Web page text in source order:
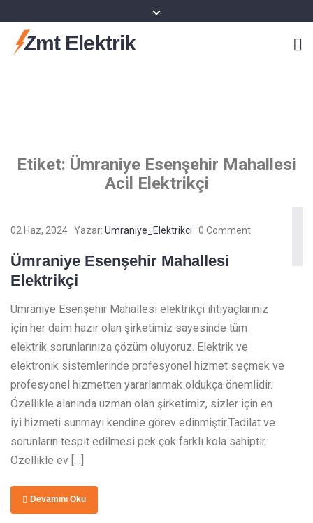
Zmt Elektrik
Etiket: Ümraniye Esenşehir Mahallesi
Acil Elektrikçi
02 Haz, 2024 Yazar: Umraniye_Elektrikci 0 Comment
Ümraniye Esenşehir Mahallesi
Elektrikçi
Ümraniye Esenşehir Mahallesi elektrikçi ihtiyaçlarınız
için her daim hazır olan şirketimiz sayesinde tüm
elektrik sorunlarınıza çözüm oluyoruz. Elektrik ve
elektronik sistemlerinde profesyonel hizmet seçmek ve
profesyonel hizmetten yararlanmak oldukça önemlidir.
Özellikle alanında uzman olan şirketimiz, sizler için en
iyi hizmeti sunmayı kendine görev edinmiştir.Tadilat ve
sorunların tespit edilmesi pek çok farklı kola sahiptir.
Özellikle ev […]
Devamını Oku